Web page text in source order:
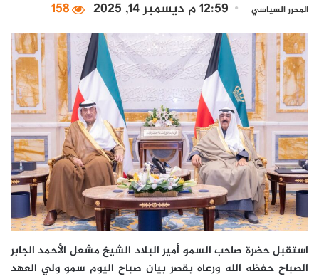
المحرر السياسي 12:59 م ديسمبر 14, 2025 158
استقبل حضرة صاحب السمو أمير البلاد الشيخ مشعل الأحمد الجابر
الصباح حفظه الله ورعاه بقصر بيان صباح اليوم سمو ولي العهد